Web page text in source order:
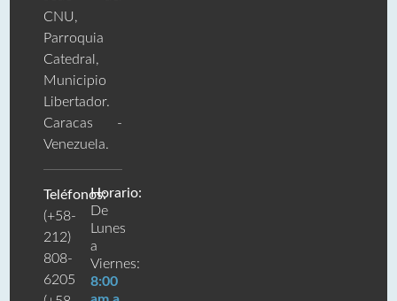
CNU,
Parroquia
Catedral,
Municipio
Libertador.
Caracas -
Venezuela.
Teléfonos:
(+58-
212)
808-
6205
Horario:
De
Lunes
a
Viernes:
8:00